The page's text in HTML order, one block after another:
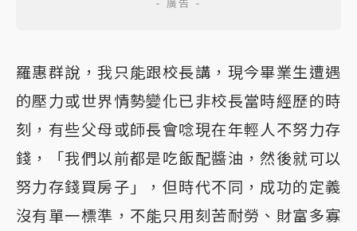
羅惠群說，我只能跟校長講，現今畢業生遭遇
的壓力或世界情勢變化已非校長當時經歷的時
刻，有些父母或師長會唸現在年輕人不努力存
錢，「我們以前都是吃飯配醬油，然後就可以
努力存錢買房子」，但時代不同，成功的定義
沒有單一標準，不能只用刻苦耐勞、財富多寡